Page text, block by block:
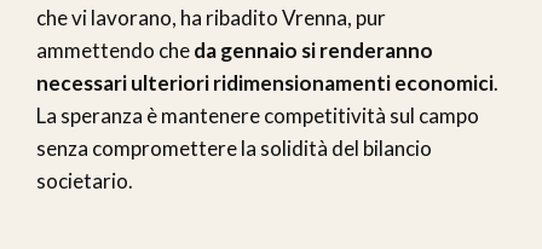
che vi lavorano, ha ribadito Vrenna, pur
ammettendo cheda gennaio si renderanno
necessari ulteriori ridimensionamenti economici.
La speranza è mantenere competitività sul campo
senza compromettere la solidità del bilancio
societario.